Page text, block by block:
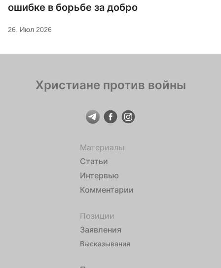
ошибке в борьбе за добро
26. Июл 2026
Христиане против войны
Материалы
Статьи
Интервью
Комментарии
Позиции
Заявления
Высказывания